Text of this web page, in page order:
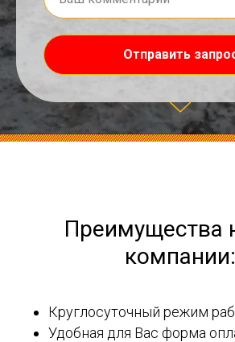
Отправить
Преимущества
компании:
Круглосуточный режим
Удобная для Вас форма